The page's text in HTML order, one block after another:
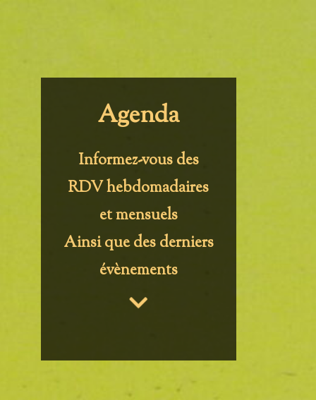
Agenda
Informez-vous des
RDV hebdomadaires
et mensuels
Ainsi que des derniers
évènements